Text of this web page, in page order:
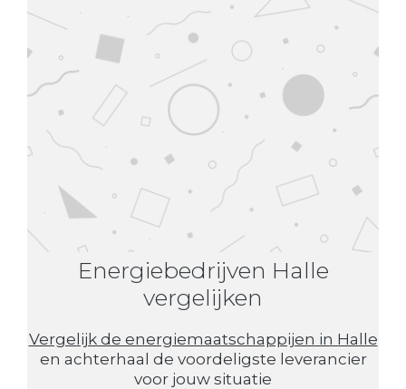
Energiebedrijven Halle
vergelijken
Vergelijk de energiemaatschappijen in Halle
en achterhaal de voordeligste leverancier
voor jouw situatie